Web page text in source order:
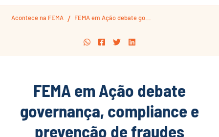
Acontece na FEMA / FEMA em Ação debate go...
FEMA em Ação debate
governança, compliance e
prevenção de fraudes